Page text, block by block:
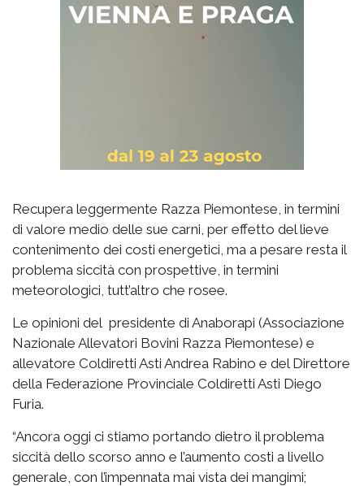
Recupera leggermente Razza Piemontese, in termini
di valore medio delle sue carni, per effetto del lieve
contenimento dei costi energetici, ma a pesare resta il
problema siccità con prospettive, in termini
meteorologici, tutt’altro che rosee.
Le opinioni del presidente di Anaborapi (Associazione
Nazionale Allevatori Bovini Razza Piemontese) e
allevatore Coldiretti Asti Andrea Rabino e del Direttore
della Federazione Provinciale Coldiretti Asti Diego
Furia.
“Ancora oggi ci stiamo portando dietro il problema
siccità dello scorso anno e l’aumento costi a livello
generale, con l’impennata mai vista dei mangimi;